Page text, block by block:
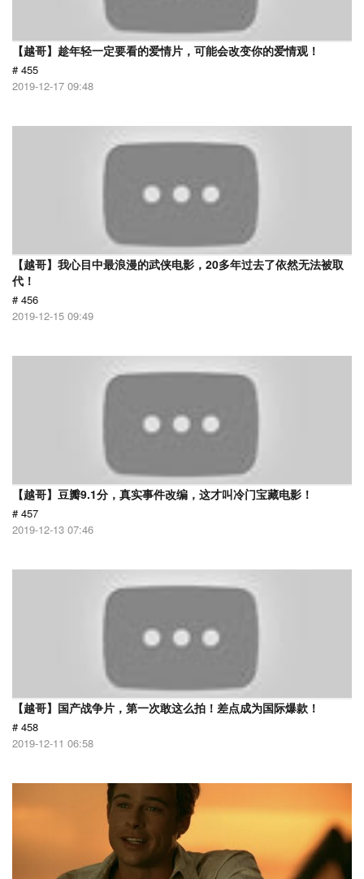
【越哥】趁年轻一定要看的爱情片，可能会改变你的爱情观！
# 455
2019-12-17 09:48
【越哥】我心目中最浪漫的武侠电影，20多年过去了依然无法被取
代！
# 456
2019-12-15 09:49
【越哥】豆瓣9.1分，真实事件改编，这才叫冷门宝藏电影！
# 457
2019-12-13 07:46
【越哥】国产战争片，第一次敢这么拍！差点成为国际爆款！
# 458
2019-12-11 06:58